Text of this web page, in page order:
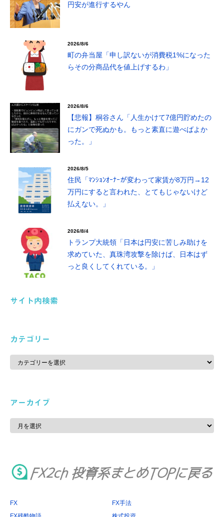
円安が進行するやん
2026/8/6
町の弁当屋「申し訳ないが消費税1%になった
らその分商品代を値上げするわ」
2026/8/6
【悲報】桐谷さん「人生かけて7億円貯めたの
にガンで死ぬかも。もっと素直に遊べばよか
った。」
2026/8/5
住民「ﾏﾝｼｮﾝｵｰﾅｰが変わって家賃が8万円→12
万円にすると言われた、とてもじゃないけど
払えない。」
2026/8/4
トランプ大統領「日本は円安に苦しみ助けを
求めていた、真珠湾攻撃を除けば、日本はず
っと良くしてくれている。」
サイト内検索
カテゴリー
カ
ゴ
アーカイブ
ア
カ
FX
FX手法